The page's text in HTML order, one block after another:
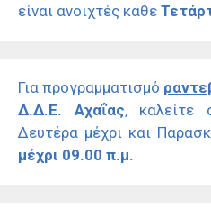
είναι ανοιχτές κάθε
Για προγραμματισμό
Δ.Δ.Ε. Αχαΐας, καλείτε
Δευτέρα μέχρι και
μέχρι 09.00 π.μ.